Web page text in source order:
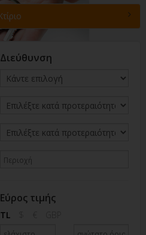
Διεύθυνση
Εύρος τιμής
TL